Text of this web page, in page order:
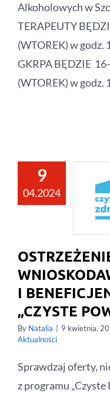
Alkoholowych w
TERAPEUTY
(WTOREK) w
GKRPA BĘDZIE
(WTOREK) w godz.
9
04.2024
I
„CZYSTE
By Natalia 9 kwietnia,
Aktualności
Sprawdzaj oferty,
z programu